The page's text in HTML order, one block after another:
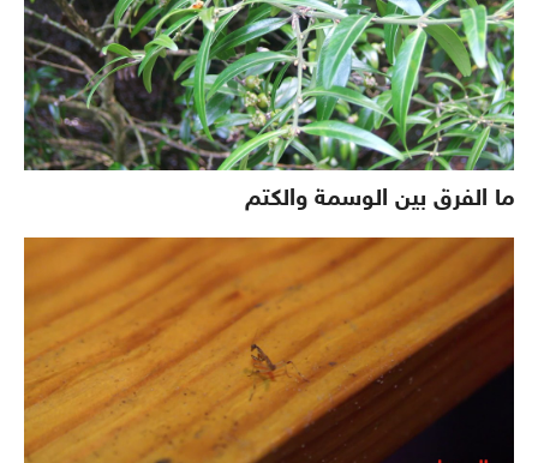
ما الفرق بين الوسمة والكتم